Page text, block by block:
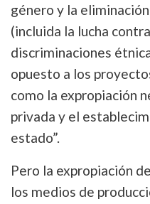
género y la
(incluida la lucha
discriminaciones
opuesto a los
como la expropiación
privada y el
estado”.
Pero la expropiación
los medios de